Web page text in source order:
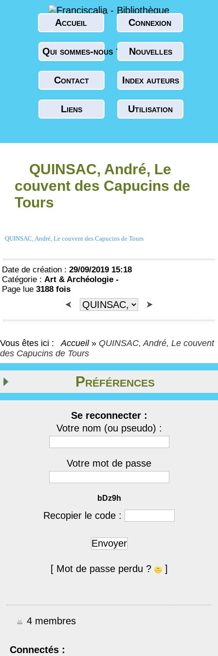
Accueil Connexion
Qui sommes-nous ? Nouvelles
Contact Index auteurs
Liens Utilisation
QUINSAC, André, Le
couvent des Capucins de
Tours
QUINSAC, André, Le couvent des Capucins de Tours
Date de création : 29/09/2019 15:18
Catégorie : Art & Archéologie -
Page lue 3188 fois
Vous êtes ici : Accueil » QUINSAC, André, Le couvent
des Capucins de Tours
Préférences
Se reconnecter :
Votre nom (ou pseudo) :
Votre mot de passe
bDz9h
Recopier le code :
Envoyer
[ Mot de passe perdu ? ]
4 membres
Connectés :